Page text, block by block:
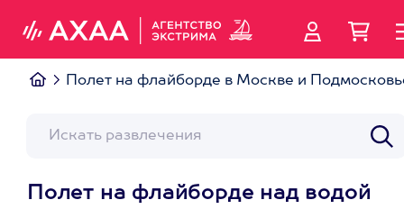
Полет на флайборде в Москве и
Полет на флайборде над водой